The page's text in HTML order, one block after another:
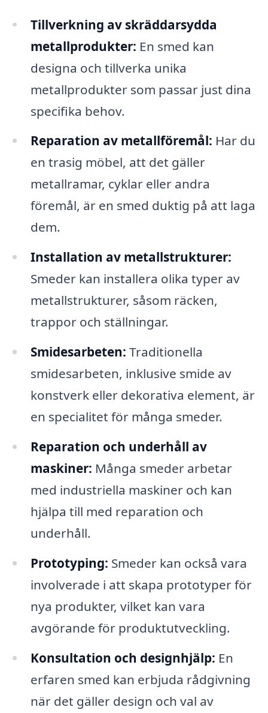
Tillverkning av skräddarsydda
metallprodukter: En smed kan
designa och tillverka unika
metallprodukter som passar just dina
specifika behov.
Reparation av metallföremål: Har du
en trasig möbel, att det gäller
metallramar, cyklar eller andra
föremål, är en smed duktig på att laga
dem.
Installation av metallstrukturer:
Smeder kan installera olika typer av
metallstrukturer, såsom räcken,
trappor och ställningar.
Smidesarbeten: Traditionella
smidesarbeten, inklusive smide av
konstverk eller dekorativa element, är
en specialitet för många smeder.
Reparation och underhåll av
maskiner: Många smeder arbetar
med industriella maskiner och kan
hjälpa till med reparation och
underhåll.
Prototyping: Smeder kan också vara
involverade i att skapa prototyper för
nya produkter, vilket kan vara
avgörande för produktutveckling.
Konsultation och designhjälp: En
erfaren smed kan erbjuda rådgivning
när det gäller design och val av